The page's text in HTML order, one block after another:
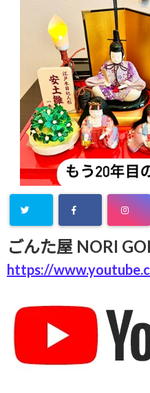
ごんた屋 NORI
https://